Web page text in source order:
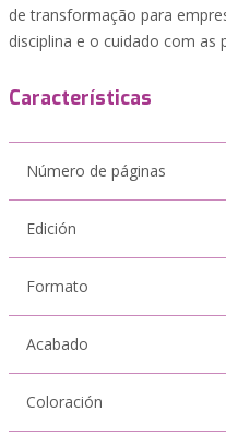
de transformação para
disciplina e o cuidado com as
Características
Número de páginas
Edición
Formato
Acabado
Coloración